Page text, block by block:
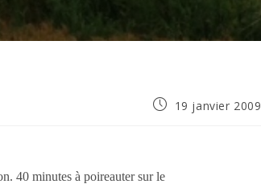
Publication
19 janvier 2009
40 minutes à poireauter sur le